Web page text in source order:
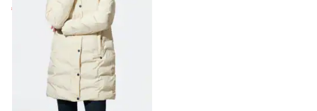
€ 89,99 (-61%)
Seite 1 geladen. Zeige Produkte 1 bis 11 von 11.